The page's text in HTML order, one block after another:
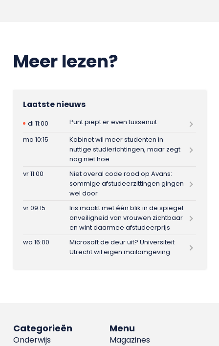
Meer lezen?
Laatste nieuws
di 11:00
Punt piept er even tussenuit
ma 10:15
Kabinet wil meer studenten in
nuttige studierichtingen, maar zegt
nog niet hoe
vr 11:00
Niet overal code rood op Avans:
sommige afstudeerzittingen gingen
wel door
vr 09:15
Iris maakt met één blik in de spiegel
onveiligheid van vrouwen zichtbaar
en wint daarmee afstudeerprijs
wo 16:00
Microsoft de deur uit? Universiteit
Utrecht wil eigen mailomgeving
Menu
Magazines
Categorieën
Onderwijs